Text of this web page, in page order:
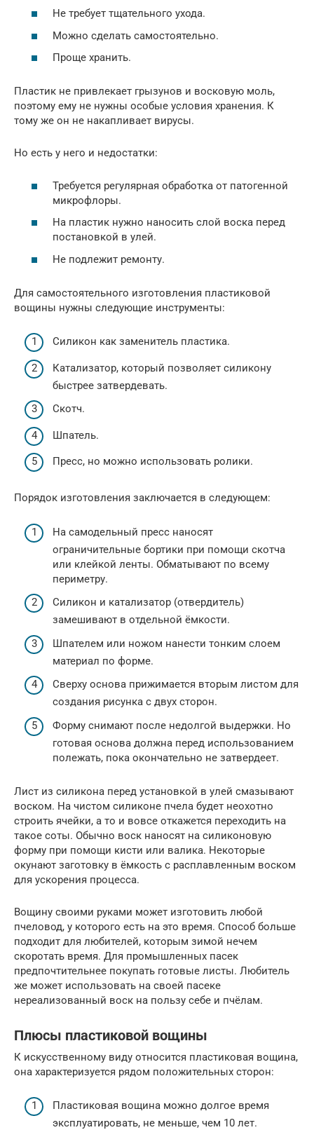
Не требует тщательного ухода.
Можно сделать самостоятельно.
Проще хранить.
Пластик не привлекает грызунов и восковую моль,
поэтому ему не нужны особые условия хранения. К
тому же он не накапливает вирусы.
Но есть у него и недостатки:
Требуется регулярная обработка от патогенной
микрофлоры.
На пластик нужно наносить слой воска перед
постановкой в улей.
Не подлежит ремонту.
Для самостоятельного изготовления пластиковой
вощины нужны следующие инструменты:
Силикон как заменитель пластика.
Катализатор, который позволяет силикону
быстрее затвердевать.
Скотч.
Шпатель.
Пресс, но можно использовать ролики.
Порядок изготовления заключается в следующем:
На самодельный пресс наносят
ограничительные бортики при помощи скотча
или клейкой ленты. Обматывают по всему
периметру.
Силикон и катализатор (отвердитель)
замешивают в отдельной ёмкости.
Шпателем или ножом нанести тонким слоем
материал по форме.
Сверху основа прижимается вторым листом для
создания рисунка с двух сторон.
Форму снимают после недолгой выдержки. Но
готовая основа должна перед использованием
полежать, пока окончательно не затвердеет.
Лист из силикона перед установкой в улей смазывают
воском. На чистом силиконе пчела будет неохотно
строить ячейки, а то и вовсе откажется переходить на
такое соты. Обычно воск наносят на силиконовую
форму при помощи кисти или валика. Некоторые
окунают заготовку в ёмкость с расплавленным воском
для ускорения процесса.
Вощину своими руками может изготовить любой
пчеловод, у которого есть на это время. Способ больше
подходит для любителей, которым зимой нечем
скоротать время. Для промышленных пасек
предпочтительнее покупать готовые листы. Любитель
же может использовать на своей пасеке
нереализованный воск на пользу себе и пчёлам.
Плюсы пластиковой вощины
К искусственному виду относится пластиковая вощина,
она характеризуется рядом положительных сторон:
Пластиковая вощина можно долгое время
эксплуатировать, не меньше, чем 10 лет.